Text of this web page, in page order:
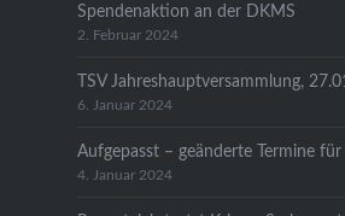
Spendenaktion an der DKMS
2. Februar 2024
TSV Jahreshauptversammlung,
6. Januar 2024
Aufgepasst – geänderte Termine
4. Januar 2024